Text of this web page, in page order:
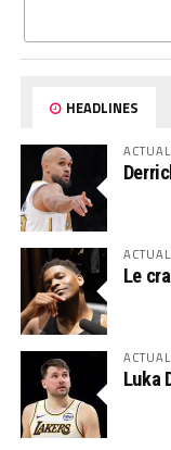
HEADLINES
Le
Luka